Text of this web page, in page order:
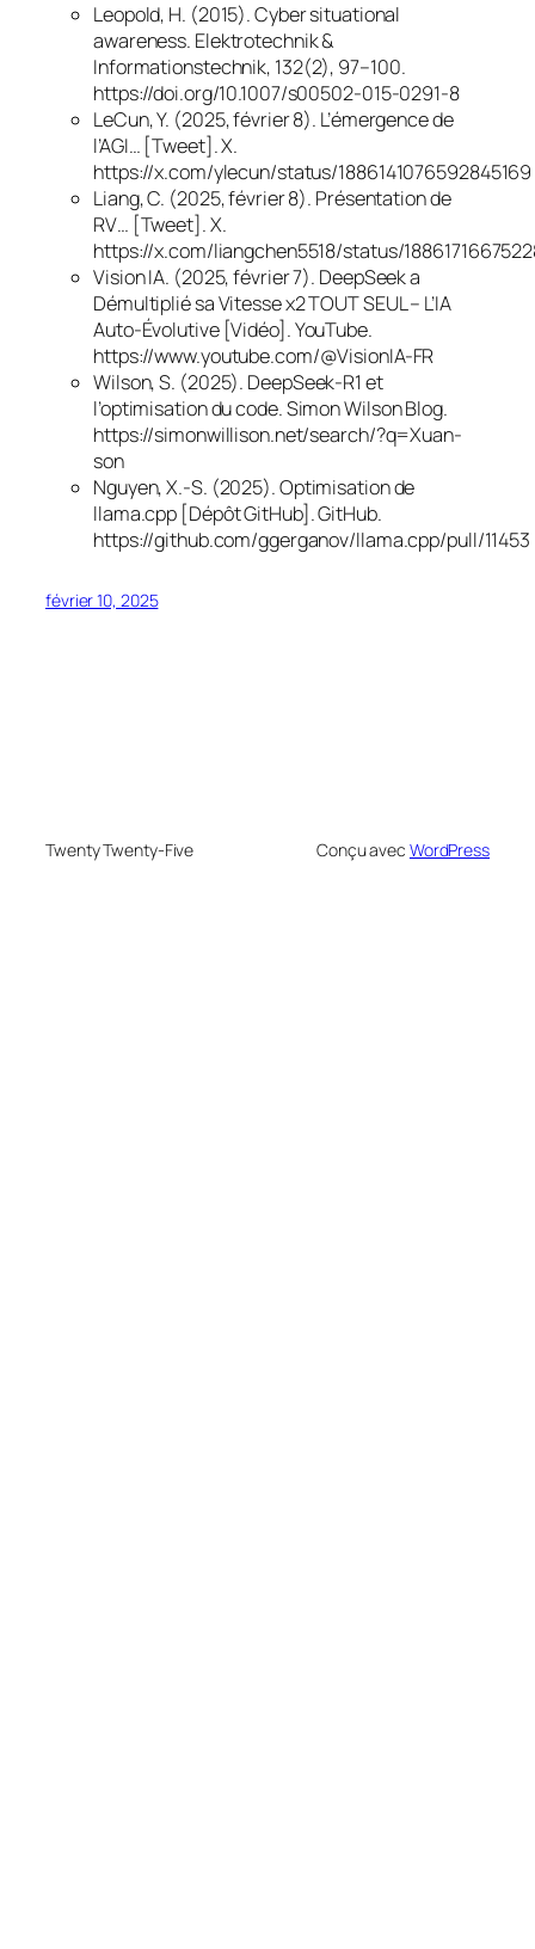
Leopold, H. (2015). Cyber situational
awareness. Elektrotechnik &
Informationstechnik, 132(2), 97–100.
https://doi.org/10.1007/s00502-015-0291-8
LeCun, Y. (2025, février 8). L’émergence de
l’AGI… [Tweet]. X.
https://x.com/ylecun/status/1886141076592845169
Liang, C. (2025, février 8). Présentation de
RV… [Tweet]. X.
https://x.com/liangchen5518/status/
Vision IA. (2025, février 7). DeepSeek a
Démultiplié sa Vitesse x2 TOUT SEUL – L’IA
Auto-Évolutive[Vidéo]. YouTube.
https://www.youtube.com/@VisionIA-FR
Wilson, S. (2025). DeepSeek-R1 et
l’optimisation du code. Simon Wilson Blog.
https://simonwillison.net/search/?q=Xuan-
son
Nguyen, X.-S. (2025).Optimisation de
llama.cpp [Dépôt GitHub]. GitHub.
https://github.com/ggerganov/llama.cpp/pull/11453
février 10, 2025
Twenty Twenty-Five Conçu avec WordPress